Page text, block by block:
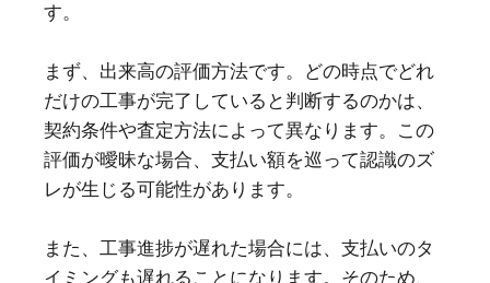
す。
まず、出来高の評価方法です。どの時点でどれ
だけの工事が完了していると判断するのかは、
契約条件や査定方法によって異なります。この
評価が曖昧な場合、支払い額を巡って認識のズ
レが生じる可能性があります。
また、工事進捗が遅れた場合には、支払いのタ
イミングも遅れることになります。そのため、